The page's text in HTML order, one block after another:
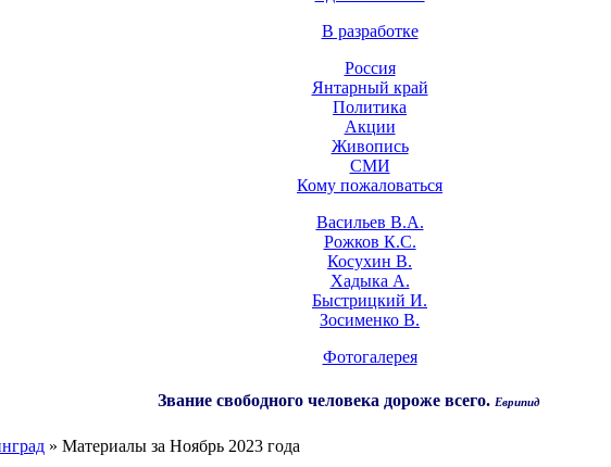
В разработке
Россия
Янтарный край
Политика
Акции
Живопись
СМИ
Кому пожаловаться
Васильев В.А.
Рожков К.С.
Косухин В.
Хадыка А.
Быстрицкий И.
Зосименко В.
Фотогалерея
Звание свободного человека дороже всего. Еврипид
» Материалы за Ноябрь 2023 года